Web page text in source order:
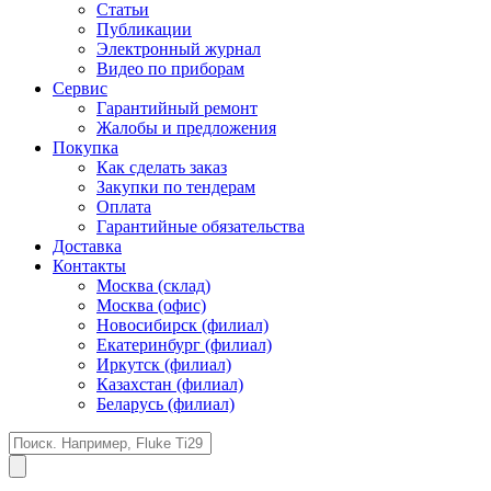
Статьи
Публикации
Электронный журнал
Видео по приборам
Сервис
Гарантийный ремонт
Жалобы и предложения
Покупка
Как сделать заказ
Закупки по тендерам
Оплата
Гарантийные обязательства
Доставка
Контакты
Москва (склад)
Москва (офис)
Новосибирск (филиал)
Екатеринбург (филиал)
Иркутск (филиал)
Казахстан (филиал)
Беларусь (филиал)